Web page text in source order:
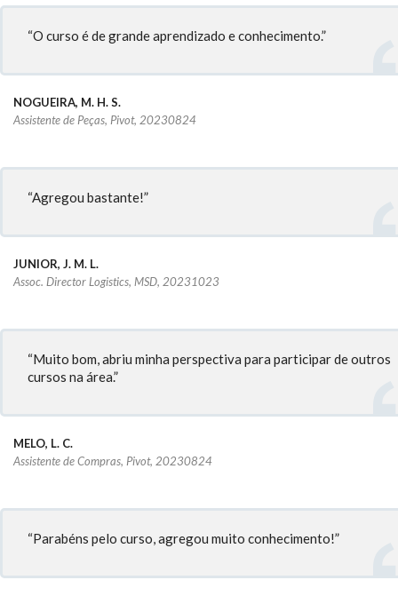
“O curso é de grande aprendizado e conhecimento.”
NOGUEIRA, M. H. S.
Assistente de Peças, Pivot, 20230824
“Agregou bastante!”
JUNIOR, J. M. L.
Assoc. Director Logistics, MSD, 20231023
“Muito bom, abriu minha perspectiva para participar de outros
cursos na área.”
MELO, L. C.
Assistente de Compras, Pivot, 20230824
“Parabéns pelo curso, agregou muito conhecimento!”